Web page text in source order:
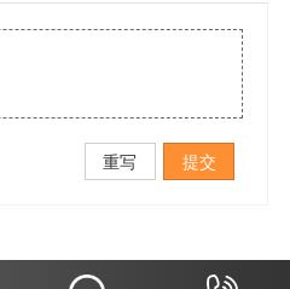
重写
提交